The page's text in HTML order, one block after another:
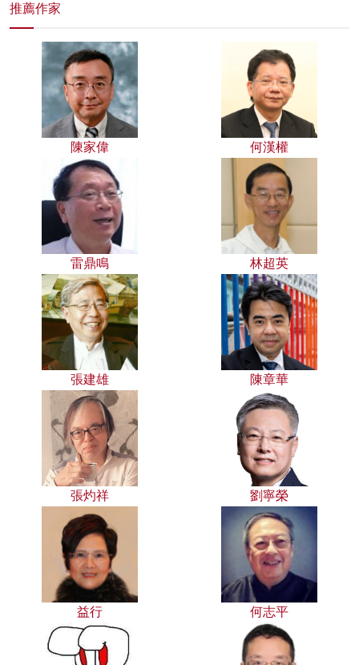
推薦作家
陳家偉 何漢權
雷鼎鳴 林超英
張建雄 陳章華
張灼祥 劉寧榮
益行 何志平